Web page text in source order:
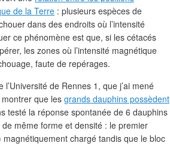
de la Terre : plusieurs espèces de
dans des endroits où l’intensité
ce phénomène est que, si les cétacés
les zones où l’intensité magnétique
faute de repérages.
de Rennes 1, que j’ai mené
que les grands dauphins possèdent
testé la réponse spontanée de 6 dauphins
même forme et densité : le premier
chargé tandis que le bloc